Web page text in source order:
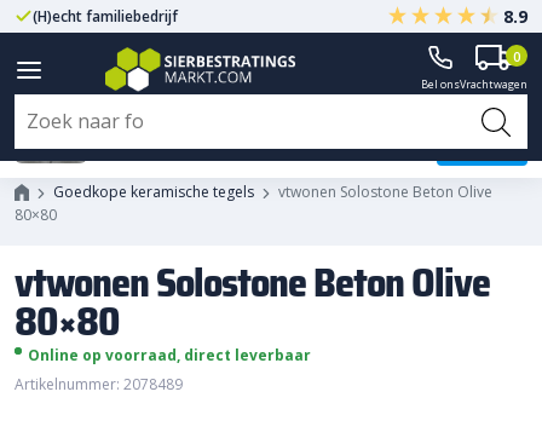
(H)echt familiebedrijf Gegarandeerd A-kwaliteit
8.9
Bel onsVrachtwagen
0
Goedkope keramische tegels
vtwonen Solostone Beton Olive
80×80
vtwonen Solostone Beton Olive
80×80
Online op voorraad, direct leverbaar
Artikelnummer: 2078489
vtwonen Solostone Beton Olive
80×80